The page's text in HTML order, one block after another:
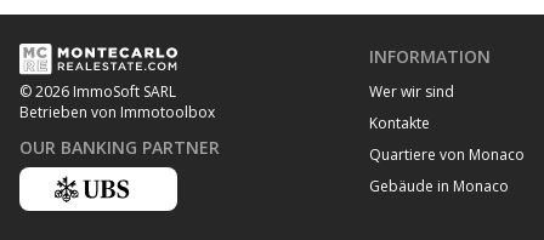
© 2026 ImmoSoft SARL
Betrieben von Immotoolbox
OUR BANKING PARTNER
INFORMATION
Wer wir sind
Kontakte
Quartiere von Monaco
Gebäude in Monaco